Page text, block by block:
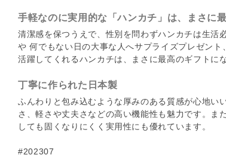
手軽なのに実用的な「ハンカチ」は、まさに
清潔感を保つうえで、性別を問わずハンカチは生活
や 何でもない日の大事な人へサプライズプレゼン
活躍してくれるハンカチは、まさに最高のギフトに
丁寧に作られた日本製
ふんわりと包み込むような厚みのある質感が心地い
さ、軽さや丈夫さなどの高い機能性も魅力です。ま
しても固くなりにくく実用性にも優れています。
#202307